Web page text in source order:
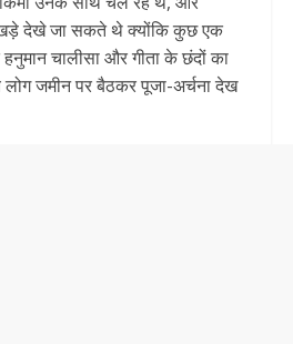
खड़े देखे जा सकते थे क्योंकि कुछ एक
चालीसा और गीता के छंदों का
जमीन पर बैठकर पूजा-अर्चना देख